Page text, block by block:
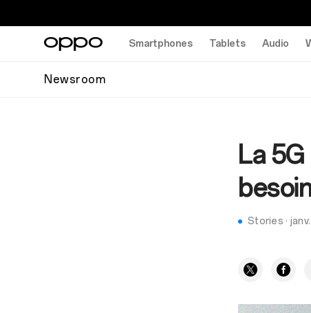
Smartphones Tablets Audio
Newsroom
La
Stories ·